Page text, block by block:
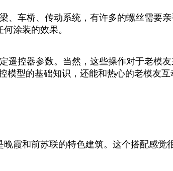
、车桥、传动系统，有许多的螺丝需要
涂装的效果。
遥控器参数。当然，这些操作对于老模
型的基础知识，还能和热心的老模友
霞和前苏联的特色建筑。这个搭配感觉